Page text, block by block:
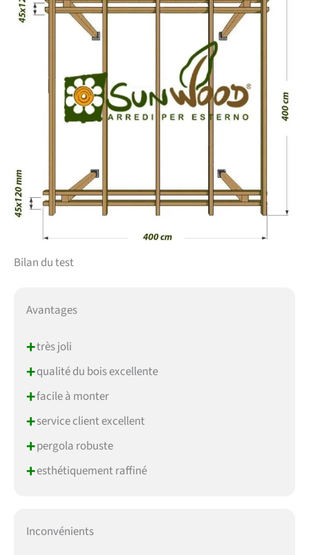
Bilan du test
Avantages
+très joli
+qualité du bois excellente
+facile à monter
+service client excellent
+pergola robuste
+esthétiquement raffiné
Inconvénients